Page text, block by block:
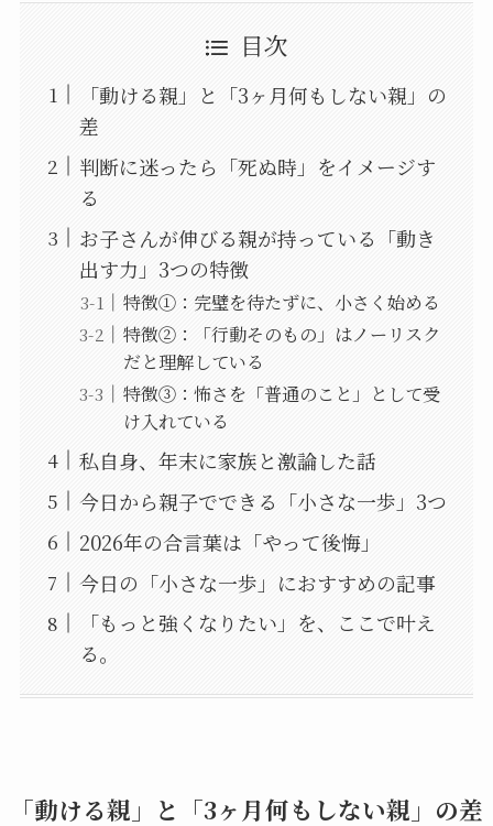
目次
「動ける親」と「3ヶ月何もしない親」の
差
判断に迷ったら「死ぬ時」をイメージす
る
お子さんが伸びる親が持っている「動き
出す力」3つの特徴
特徴①：完璧を待たずに、小さく始める
特徴②：「行動そのもの」はノーリスク
だと理解している
特徴③：怖さを「普通のこと」として受
け入れている
私自身、年末に家族と激論した話
今日から親子でできる「小さな一歩」3つ
2026年の合言葉は「やって後悔」
今日の「小さな一歩」におすすめの記事
「もっと強くなりたい」を、ここで叶え
る。
「動ける親」と「3ヶ月何もしない親」の差